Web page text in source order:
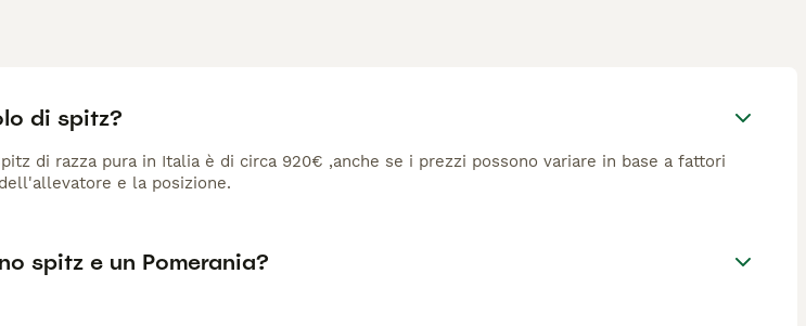
di spitz?
di razza pura in Italia è di circa 920€ ,anche se i prezzi possono variare in base a fattori
e la posizione.
spitz e un Pomerania?